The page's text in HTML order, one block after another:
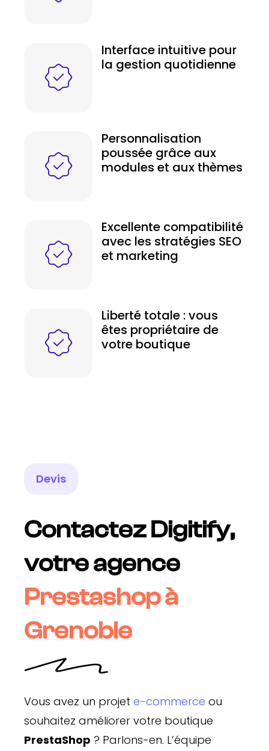
Interface intuitive pour
la gestion quotidienne
Personnalisation
poussée grâce aux
modules et aux thèmes
Excellente compatibilité
avec les stratégies SEO
et marketing
Liberté totale : vous
êtes propriétaire de
votre boutique
Devis
Contactez Digitify,
votre agence
Prestashop à
Grenoble
Vous avez un projet e-commerce ou
souhaitez améliorer votre boutique
PrestaShop ? Parlons-en. L’équipe